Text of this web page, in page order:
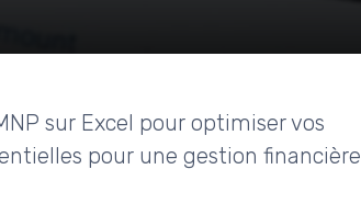
sur Excel pour optimiser vos
pour une gestion financière